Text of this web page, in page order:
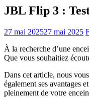
JBL Flip 3 :
27 mai 202527 mai 2025
À la recherche d’une
Que vous souhaitiez
Dans cet article, nous
également ses avantages
pleinement de votre